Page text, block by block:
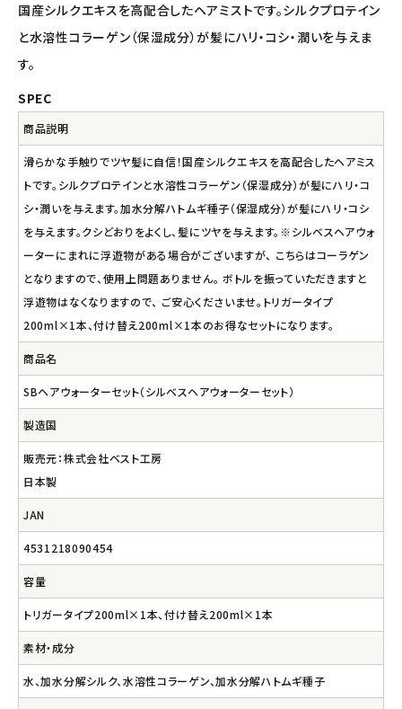
アルモニベルツ
コラム・スタッフのおすすめ
ご利用ガイド等
アカウント情報
meeting_room ログイン person 会員登録
国産シルクエキスを高配合したヘアミストです。シルクプロテイン
と水溶性コラーゲン（保湿成分）が髪にハリ・コシ・潤いを与えま
す。
SPEC
商品説明
滑らかな手触りでツヤ髪に自信！国産シルクエキスを高配合したヘアミス
トです。シルクプロテインと水溶性コラーゲン（保湿成分）が髪にハリ・コ
シ・潤いを与えます。加水分解ハトムギ種子（保湿成分）が髪にハリ・コシ
を与えます。クシどおりをよくし、髪にツヤを与えます。※シルベスヘアウォ
ーターにまれに浮遊物がある場合がございますが、 こちらはコーラゲン
となりますので、使用上問題ありません。 ボトルを振っていただきますと
浮遊物はなくなりますので、 ご安心くださいませ。トリガータイプ
200ml×1本、付け替え200ml×1本のお得なセットになります。
商品名
SBヘアウォーターセット（シルベスヘアウォーターセット）
製造国
販売元：株式会社ベスト工房
日本製
JAN
4531218090454
容量
トリガータイプ200ml×1本、付け替え200ml×1本
素材・成分
水、加水分解シルク、水溶性コラーゲン、加水分解ハトムギ種子